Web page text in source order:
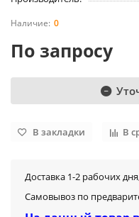
0
По запросу
В закладки В
Доставка 1-2 рабочих
Самовывоз по